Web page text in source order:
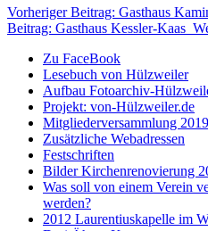
Vorheriger Beitrag: Gasthaus
Beitrag: Gasthaus Kessler-Kaas
Zu FaceBook
Lesebuch von Hülzweiler
Aufbau Fotoarchiv-
Projekt: von-Hülzweiler.de
Mitgliederversammlung 2019
Zusätzliche Webadressen
Festschriften
Bilder Kirchenrenovierung
Was soll von einem Verein
werden?
2012 Laurentiuskapelle im